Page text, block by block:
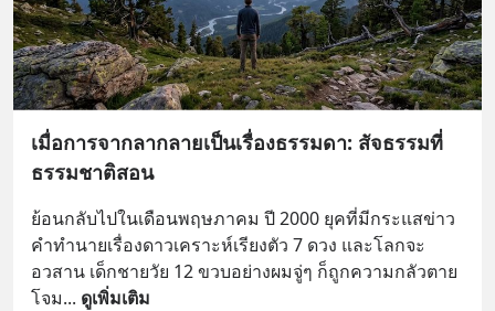
เมื่อการจากลากลายเป็นเรื่องธรรมดา: สัจธรรมที่
ธรรมชาติสอน
ย้อนกลับไปในเดือนพฤษภาคม ปี 2000 ยุคที่มีกระแสข่าว
คำทำนายเรื่องดาวเคราะห์เรียงตัว 7 ดวง และโลกจะ
อวสาน เด็กชายวัย 12 ขวบอย่างผมจู่ๆ ก็ถูกความกลัวตาย
โจม... ดูเพิ่มเติม